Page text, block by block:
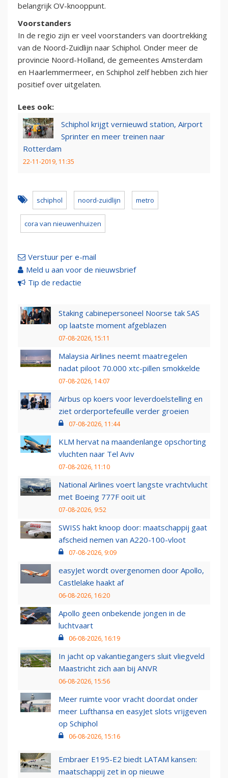
belangrijk OV-knooppunt.
Voorstanders
In de regio zijn er veel voorstanders van doortrekking
van de Noord-Zuidlijn naar Schiphol. Onder meer de
provincie Noord-Holland, de gemeentes Amsterdam
en Haarlemmermeer, en Schiphol zelf hebben zich hier
positief over uitgelaten.
Lees ook:
Schiphol krijgt vernieuwd station, Airport
Sprinter en meer treinen naar
Rotterdam
22-11-2019, 11:35
schiphol noord-zuidlijn metro
cora van nieuwenhuizen
Verstuur per e-mail
Meld u aan voor de nieuwsbrief
Tip de redactie
Staking cabinepersoneel Noorse tak SAS
op laatste moment afgeblazen
07-08-2026, 15:11
Malaysia Airlines neemt maatregelen
nadat piloot 70.000 xtc-pillen smokkelde
07-08-2026, 14:07
Airbus op koers voor leverdoelstelling en
ziet orderportefeuille verder groeien
07-08-2026, 11:44
KLM hervat na maandenlange opschorting
vluchten naar Tel Aviv
07-08-2026, 11:10
National Airlines voert langste vrachtvlucht
met Boeing 777F ooit uit
07-08-2026, 9:52
SWISS hakt knoop door: maatschappij gaat
afscheid nemen van A220-100-vloot
07-08-2026, 9:09
easyJet wordt overgenomen door Apollo,
Castlelake haakt af
06-08-2026, 16:20
Apollo geen onbekende jongen in de
luchtvaart
06-08-2026, 16:19
In jacht op vakantiegangers sluit vliegveld
Maastricht zich aan bij ANVR
06-08-2026, 15:56
Meer ruimte voor vracht doordat onder
meer Lufthansa en easyJet slots vrijgeven
op Schiphol
06-08-2026, 15:16
Embraer E195-E2 biedt LATAM kansen:
maatschappij zet in op nieuwe